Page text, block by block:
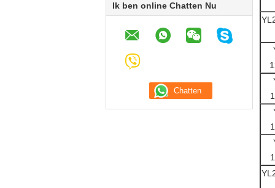
Ik ben online Chatten Nu